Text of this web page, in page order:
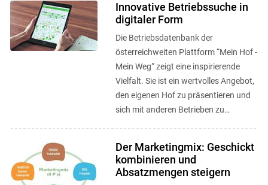
Innovative Betriebssuche in
digitaler Form
Die Betriebsdatenbank der
österreichweiten Plattform “Mein Hof -
Mein Weg“ zeigt eine inspirierende
Vielfalt. Sie ist ein wertvolles Angebot,
den eigenen Hof zu präsentieren und
sich mit anderen Betrieben zu
Der Marketingmix: Geschickt
kombinieren und
Absatzmengen steigern